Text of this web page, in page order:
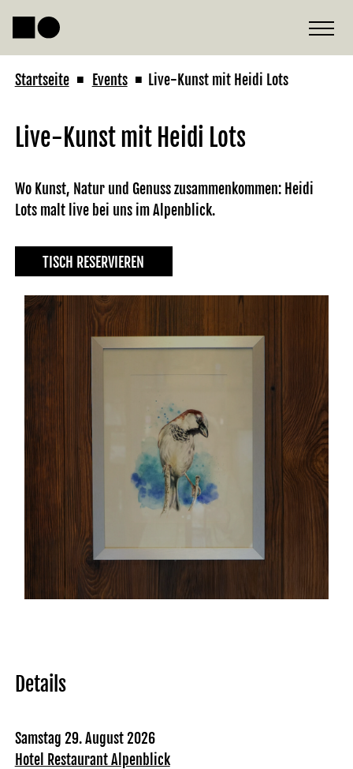
Startseite ■ Events ■ Live-Kunst mit Heidi Lots
Live-Kunst mit Heidi Lots
Wo Kunst, Natur und Genuss zusammenkommen: Heidi
Lots malt live bei uns im Alpenblick.
TISCH RESERVIEREN
Details
Samstag 29. August 2026
Hotel Restaurant Alpenblick